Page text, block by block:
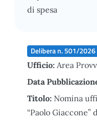
di spesa
Delibera n. 501/2026
Ufficio: Area
Data
Titolo: Nomina
“Paolo Giaccone”